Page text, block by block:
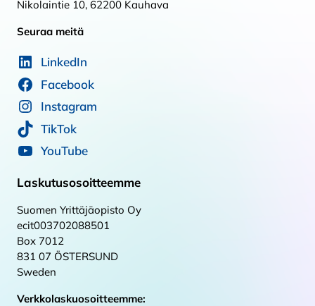
Nikolaintie 10, 62200 Kauhava
Seuraa meitä
LinkedIn
Facebook
Instagram
TikTok
YouTube
Laskutusosoitteemme
Suomen Yrittäjäopisto Oy
ecit003702088501
Box 7012
831 07 ÖSTERSUND
Sweden
Verkkolaskuosoitteemme: